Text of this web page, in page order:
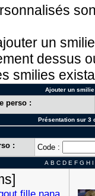
un
dessus
smilies
Ajouter un
perso :
Présentation sur 3
: Code :
A B C D E F G H I
fille nana